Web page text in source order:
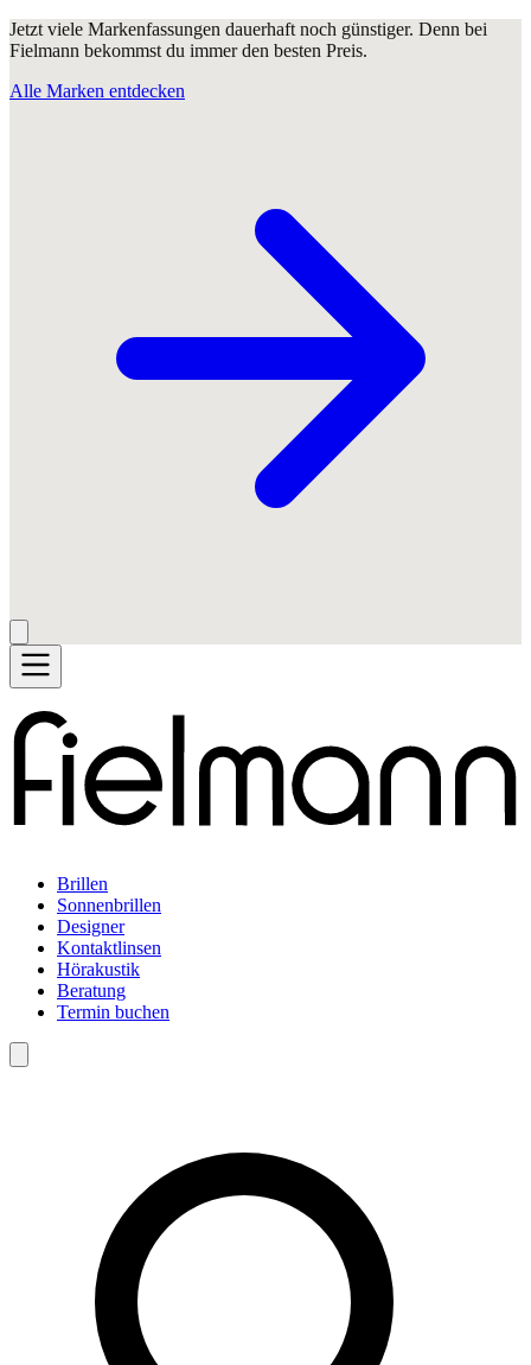
Jetzt viele Markenfassungen dauerhaft noch günstiger. Denn bei
Fielmann bekommst du immer den besten Preis.
Alle Marken entdecken
Brillen
Sonnenbrillen
Designer
Kontaktlinsen
Hörakustik
Beratung
Termin buchen